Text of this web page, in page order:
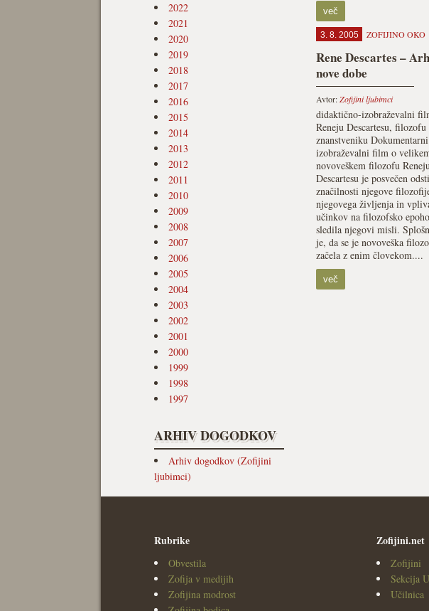
2022
2021
2020
2019
2018
2017
2016
2015
2014
2013
2012
2011
2010
2009
2008
2007
2006
2005
2004
2003
2002
2001
2000
1999
1998
1997
ARHIV DOGODKOV
Arhiv dogodkov (Zofijini
ljubimci)
več
3. 8. 2005 ZOFIJINO OKO
Rene Descartes –
nove dobe
Avtor:Zofijini ljubimci
didaktično-izobraževalni
Reneju Descartesu,
znanstveniku Dokumentarni
izobraževalni film o
novoveškem filozofu
Descartesu je posvečen
značilnosti njegove
njegovega življenja in
učinkov na filozofsko
sledila njegovi misli.
je, da se je novoveška
začela z enim človekom....
več
Rubrike
Obvestila
Zofija v medijih
Zofijina modrost
Zofijini.net
Zofijini
Sekcija
Učilnica